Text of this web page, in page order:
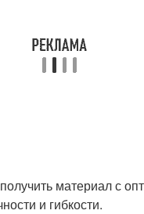
материал с
и гибкости.